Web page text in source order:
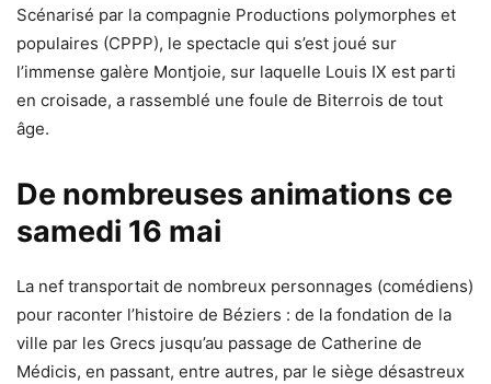
Scénarisé par la compagnie Productions polymorphes et
populaires (CPPP), le spectacle qui s’est joué sur
l’immense galère Montjoie, sur laquelle Louis IX est parti
en croisade, a rassemblé une foule de Biterrois de tout
âge.
De nombreuses animations ce
samedi 16 mai
La nef transportait de nombreux personnages (comédiens)
pour raconter l’histoire de Béziers : de la fondation de la
ville par les Grecs jusqu’au passage de Catherine de
Médicis, en passant, entre autres, par le siège désastreux